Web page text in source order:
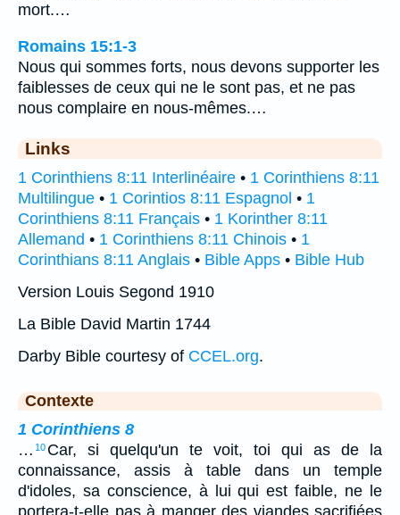
mort.…
Romains 15:1-3
Nous qui sommes forts, nous devons supporter les
faiblesses de ceux qui ne le sont pas, et ne pas
nous complaire en nous-mêmes.…
Links
1 Corinthiens 8:11 Interlinéaire • 1 Corinthiens 8:11
Multilingue • 1 Corintios 8:11 Espagnol • 1
Corinthiens 8:11 Français • 1 Korinther 8:11
Allemand • 1 Corinthiens 8:11 Chinois • 1
Corinthians 8:11 Anglais • Bible Apps • Bible Hub
Version Louis Segond 1910
La Bible David Martin 1744
Darby Bible courtesy of CCEL.org.
Contexte
1 Corinthiens 8
… 10 Car, si quelqu'un te voit, toi qui as de la
connaissance, assis à table dans un temple
d'idoles, sa conscience, à lui qui est faible, ne le
portera-t-elle pas à manger des viandes sacrifiées